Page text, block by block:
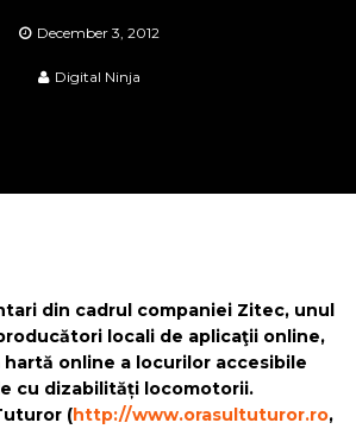
December 3, 2012
Digital Ninja
din cadrul companiei Zitec, unul
locali de aplicaţii online,
online a locurilor accesibile
cu dizabilități locomotorii.
(http://www.orasultuturor.ro,